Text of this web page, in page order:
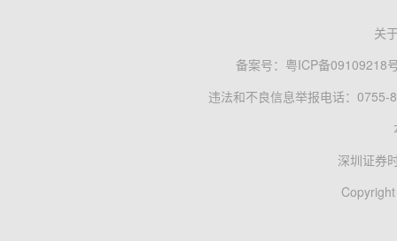
关
备案号： 粤ICP备09109218
违法和不良信息举报电话：0755-
深圳证券